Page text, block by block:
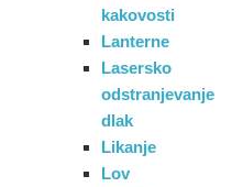
kakovosti
Lanterne
Lasersko
odstranjevanje
dlak
Likanje
Lov